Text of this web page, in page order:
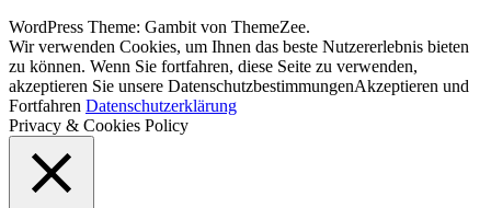
WordPress Theme: Gambit von ThemeZee.
Wir verwenden Cookies, um Ihnen das beste Nutzererlebnis bieten
zu können. Wenn Sie fortfahren, diese Seite zu verwenden,
akzeptieren Sie unsere DatenschutzbestimmungenAkzeptieren und
Fortfahren Datenschutzerklärung
Privacy & Cookies Policy